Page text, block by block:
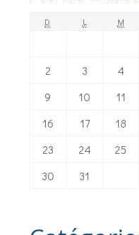
D L M
2
3 4
9
10 11
16
17 18
23
24 25
30
31